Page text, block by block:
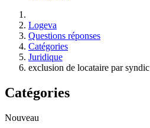
Logeva
Questions réponses
Catégories
Juridique
exclusion de locataire par syndic
Catégories
Nouveau